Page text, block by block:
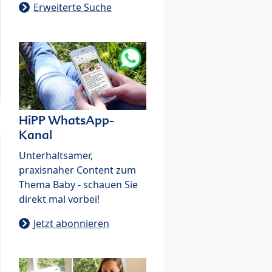
Erweiterte Suche
HiPP WhatsApp-
Kanal
Unterhaltsamer,
praxisnaher Content zum
Thema Baby - schauen Sie
direkt mal vorbei!
Jetzt abonnieren